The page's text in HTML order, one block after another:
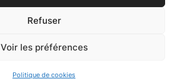
Refuser
Voir les préférences
Politique de cookies